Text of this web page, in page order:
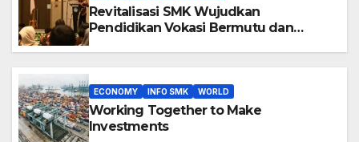
Revitalisasi SMK Wujudkan
Pendidikan Vokasi Bermutu dan
ECONOMY INFO SMK WORLD
Working Together to Make
Investments